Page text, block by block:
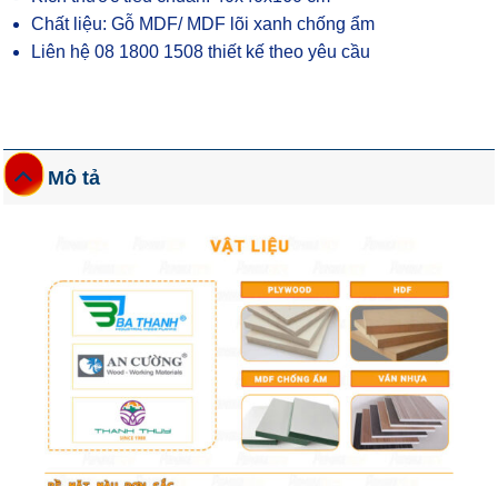
Chất liệu: Gỗ MDF/ MDF lõi xanh chống ẩm
Liên hệ 08 1800 1508 thiết kế theo yêu cầu
Mô tả